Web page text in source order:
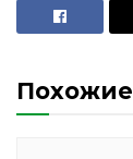
Похожие